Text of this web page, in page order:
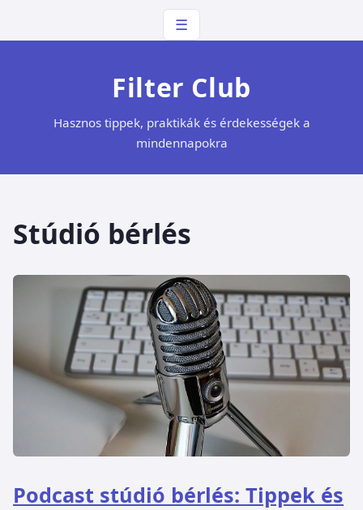
☰
Filter Club
Hasznos tippek, praktikák és érdekességek a
mindennapokra
Stúdió bérlés
Podcast stúdió bérlés: Tippek és